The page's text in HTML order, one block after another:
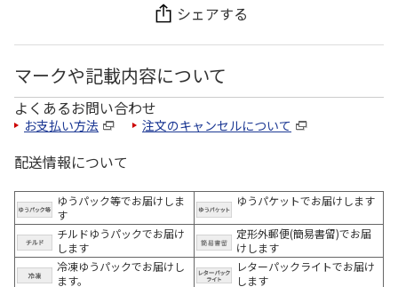
シェアする
マークや記載内容について
よくあるお問い合わせ
お支払い方法 注文のキャンセルについて
配送情報について
ゆうパック等でお届けしま
す
ゆうパケットでお届けします
チルドゆうパックでお届け
します
定形外郵便(簡易書留)でお届
けします
冷凍ゆうパックでお届けし
ます。
レターパックライトでお届け
します